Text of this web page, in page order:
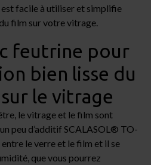
facile à utiliser et simplifie
film sur votre vitrage.
feutrine pour
bien lisse du
le vitrage
le vitrage et le film sont
peu d’additif SCALASOL® TO-
le verre et le film et il se
que vous pourrez